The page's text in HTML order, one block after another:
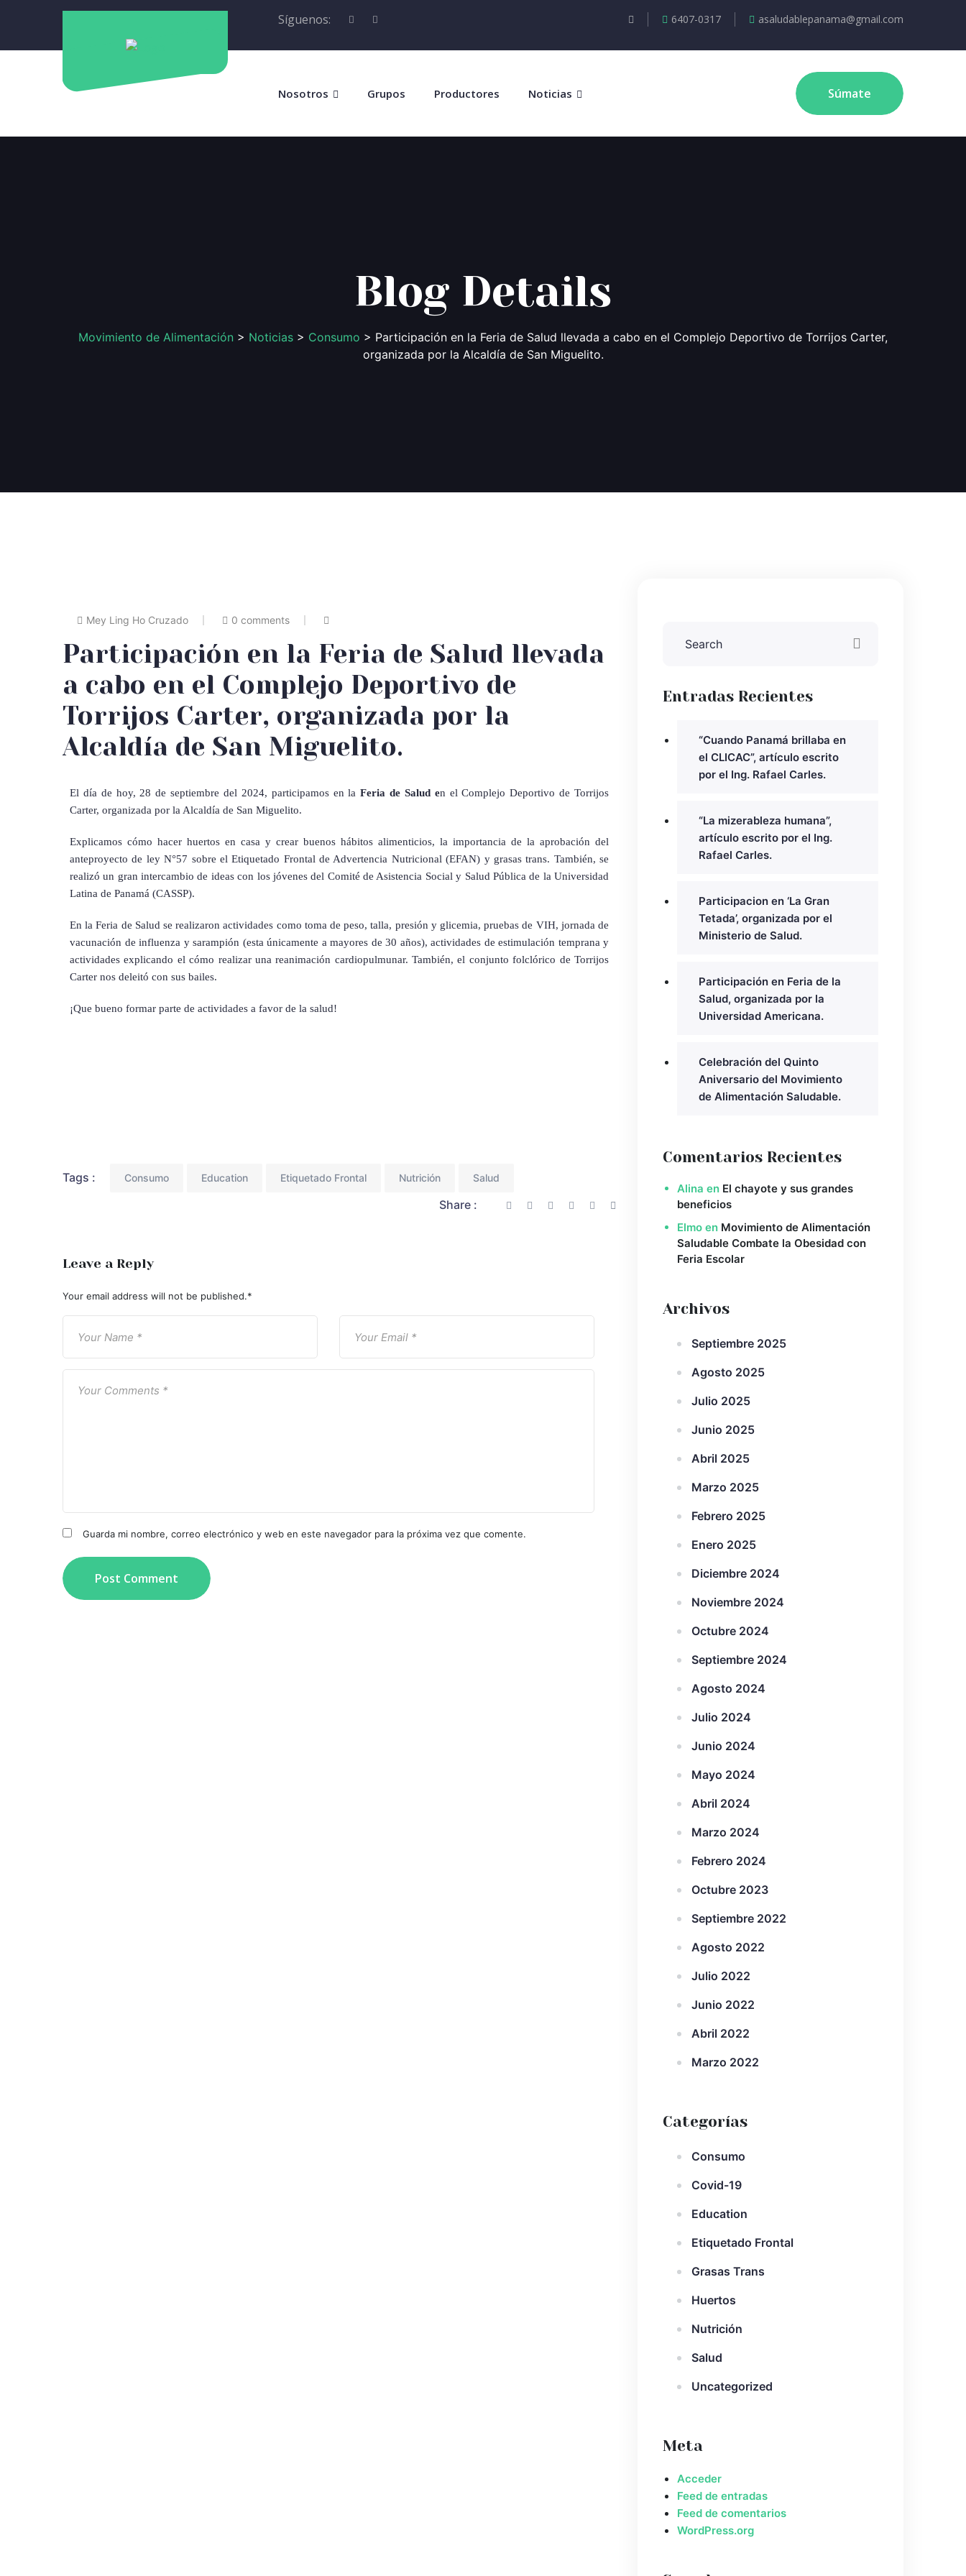
Síguenos: 6407-0317 asaludablepanama@gmail.com
Nosotros Grupos Productores Noticias Súmate
Blog Details
Movimiento de Alimentación > Noticias > Consumo > Participación en la Feria de Salud llevada a cabo en el Complejo Deportivo de Torrijos Carter,
organizada por la Alcaldía de San Miguelito.
Mey Ling Ho Cruzado 0 comments
Participación en la Feria de Salud llevada
a cabo en el Complejo Deportivo de
Torrijos Carter, organizada por la
Alcaldía de San Miguelito.
El día de hoy, 28 de septiembre del 2024, participamos en laFeria de Salud en el Complejo Deportivo de Torrijos
Carter, organizada por la Alcaldía de San Miguelito.
Explicamos cómo hacer huertos en casa y crear buenos hábitos alimenticios, la importancia de la aprobación del
anteproyecto de ley N°57 sobre el Etiquetado Frontal de Advertencia Nutricional (EFAN) y grasas trans. También, se
realizó un gran intercambio de ideas con los jóvenes del Comité de Asistencia Social y Salud Pública de la Universidad
Latina de Panamá (CASSP).
En la Feria de Salud se realizaron actividades como toma de peso, talla, presión y glicemia, pruebas de VIH, jornada de
vacunación de influenza y sarampión (esta únicamente a mayores de 30 años), actividades de estimulación temprana y
actividades explicando el cómo realizar una reanimación cardiopulmunar. También, el conjunto folclórico de Torrijos
Carter nos deleitó con sus bailes.
¡Que bueno formar parte de actividades a favor de la salud!
Tags : Consumo Education Etiquetado Frontal Nutrición Salud
Share :
Leave a Reply
Your email address will not be published.*
Guarda mi nombre, correo electrónico y web en este navegador para la próxima vez que comente.
Post Comment
Entradas Recientes
“Cuando Panamá brillaba en
el CLICAC”, artículo escrito
por el Ing. Rafael Carles.
“La mizerableza humana”,
artículo escrito por el Ing.
Rafael Carles.
Participacion en ‘La Gran
Tetada’, organizada por el
Ministerio de Salud.
Participación en Feria de la
Salud, organizada por la
Universidad Americana.
Celebración del Quinto
Aniversario del Movimiento
de Alimentación Saludable.
Comentarios Recientes
Alina en El chayote y sus grandes
beneficios
Elmo en Movimiento de Alimentación
Saludable Combate la Obesidad con
Feria Escolar
Archivos
Septiembre 2025
Agosto 2025
Julio 2025
Junio 2025
Abril 2025
Marzo 2025
Febrero 2025
Enero 2025
Diciembre 2024
Noviembre 2024
Octubre 2024
Septiembre 2024
Agosto 2024
Julio 2024
Junio 2024
Mayo 2024
Abril 2024
Marzo 2024
Febrero 2024
Octubre 2023
Septiembre 2022
Agosto 2022
Julio 2022
Junio 2022
Abril 2022
Marzo 2022
Categorías
Consumo
Covid-19
Education
Etiquetado Frontal
Grasas Trans
Huertos
Nutrición
Salud
Uncategorized
Meta
Acceder
Feed de entradas
Feed de comentarios
WordPress.org